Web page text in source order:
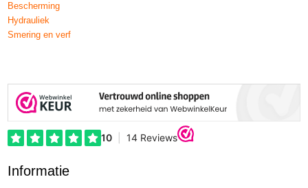
Bescherming
Hydrauliek
Smering en verf
Informatie